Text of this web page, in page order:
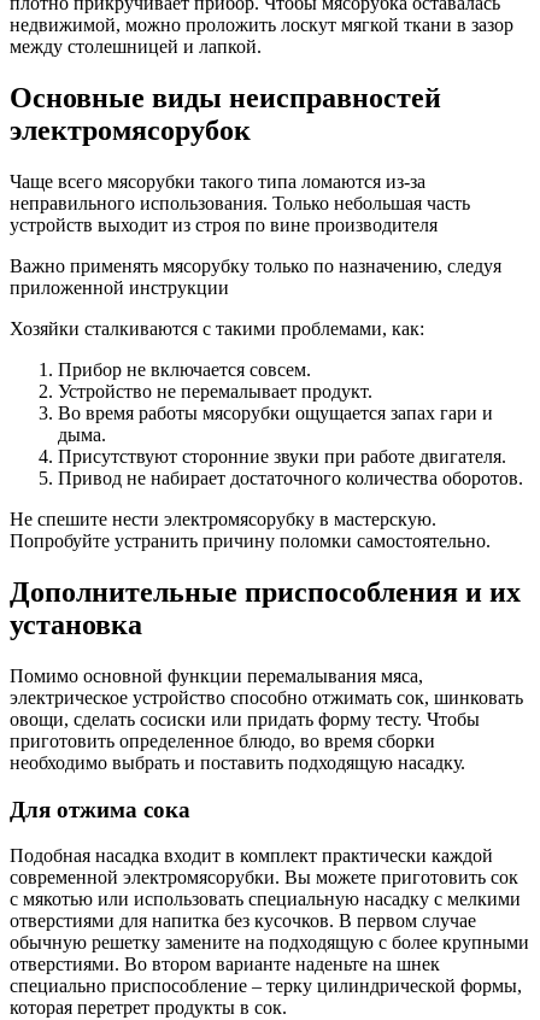
недвижимой, можно проложить лоскут мягкой ткани в зазор
между столешницей и лапкой.
Основные виды неисправностей
электромясорубок
Чаще всего мясорубки такого типа ломаются из-за
неправильного использования. Только небольшая часть
устройств выходит из строя по вине производителя
Важно применять мясорубку только по назначению, следуя
приложенной инструкции
Хозяйки сталкиваются с такими проблемами, как:
Прибор не включается совсем.
Устройство не перемалывает продукт.
Во время работы мясорубки ощущается запах гари и
дыма.
Присутствуют сторонние звуки при работе двигателя.
Привод не набирает достаточного количества оборотов.
Не спешите нести электромясорубку в мастерскую.
Попробуйте устранить причину поломки самостоятельно.
Дополнительные приспособления и их
установка
Помимо основной функции перемалывания мяса,
электрическое устройство способно отжимать сок, шинковать
овощи, сделать сосиски или придать форму тесту. Чтобы
приготовить определенное блюдо, во время сборки
необходимо выбрать и поставить подходящую насадку.
Для отжима сока
Подобная насадка входит в комплект практически каждой
современной электромясорубки. Вы можете приготовить сок
с мякотью или использовать специальную насадку с мелкими
отверстиями для напитка без кусочков. В первом случае
обычную решетку замените на подходящую с более крупными
отверстиями. Во втором варианте наденьте на шнек
специально приспособление – терку цилиндрической формы,
которая перетрет продукты в сок.